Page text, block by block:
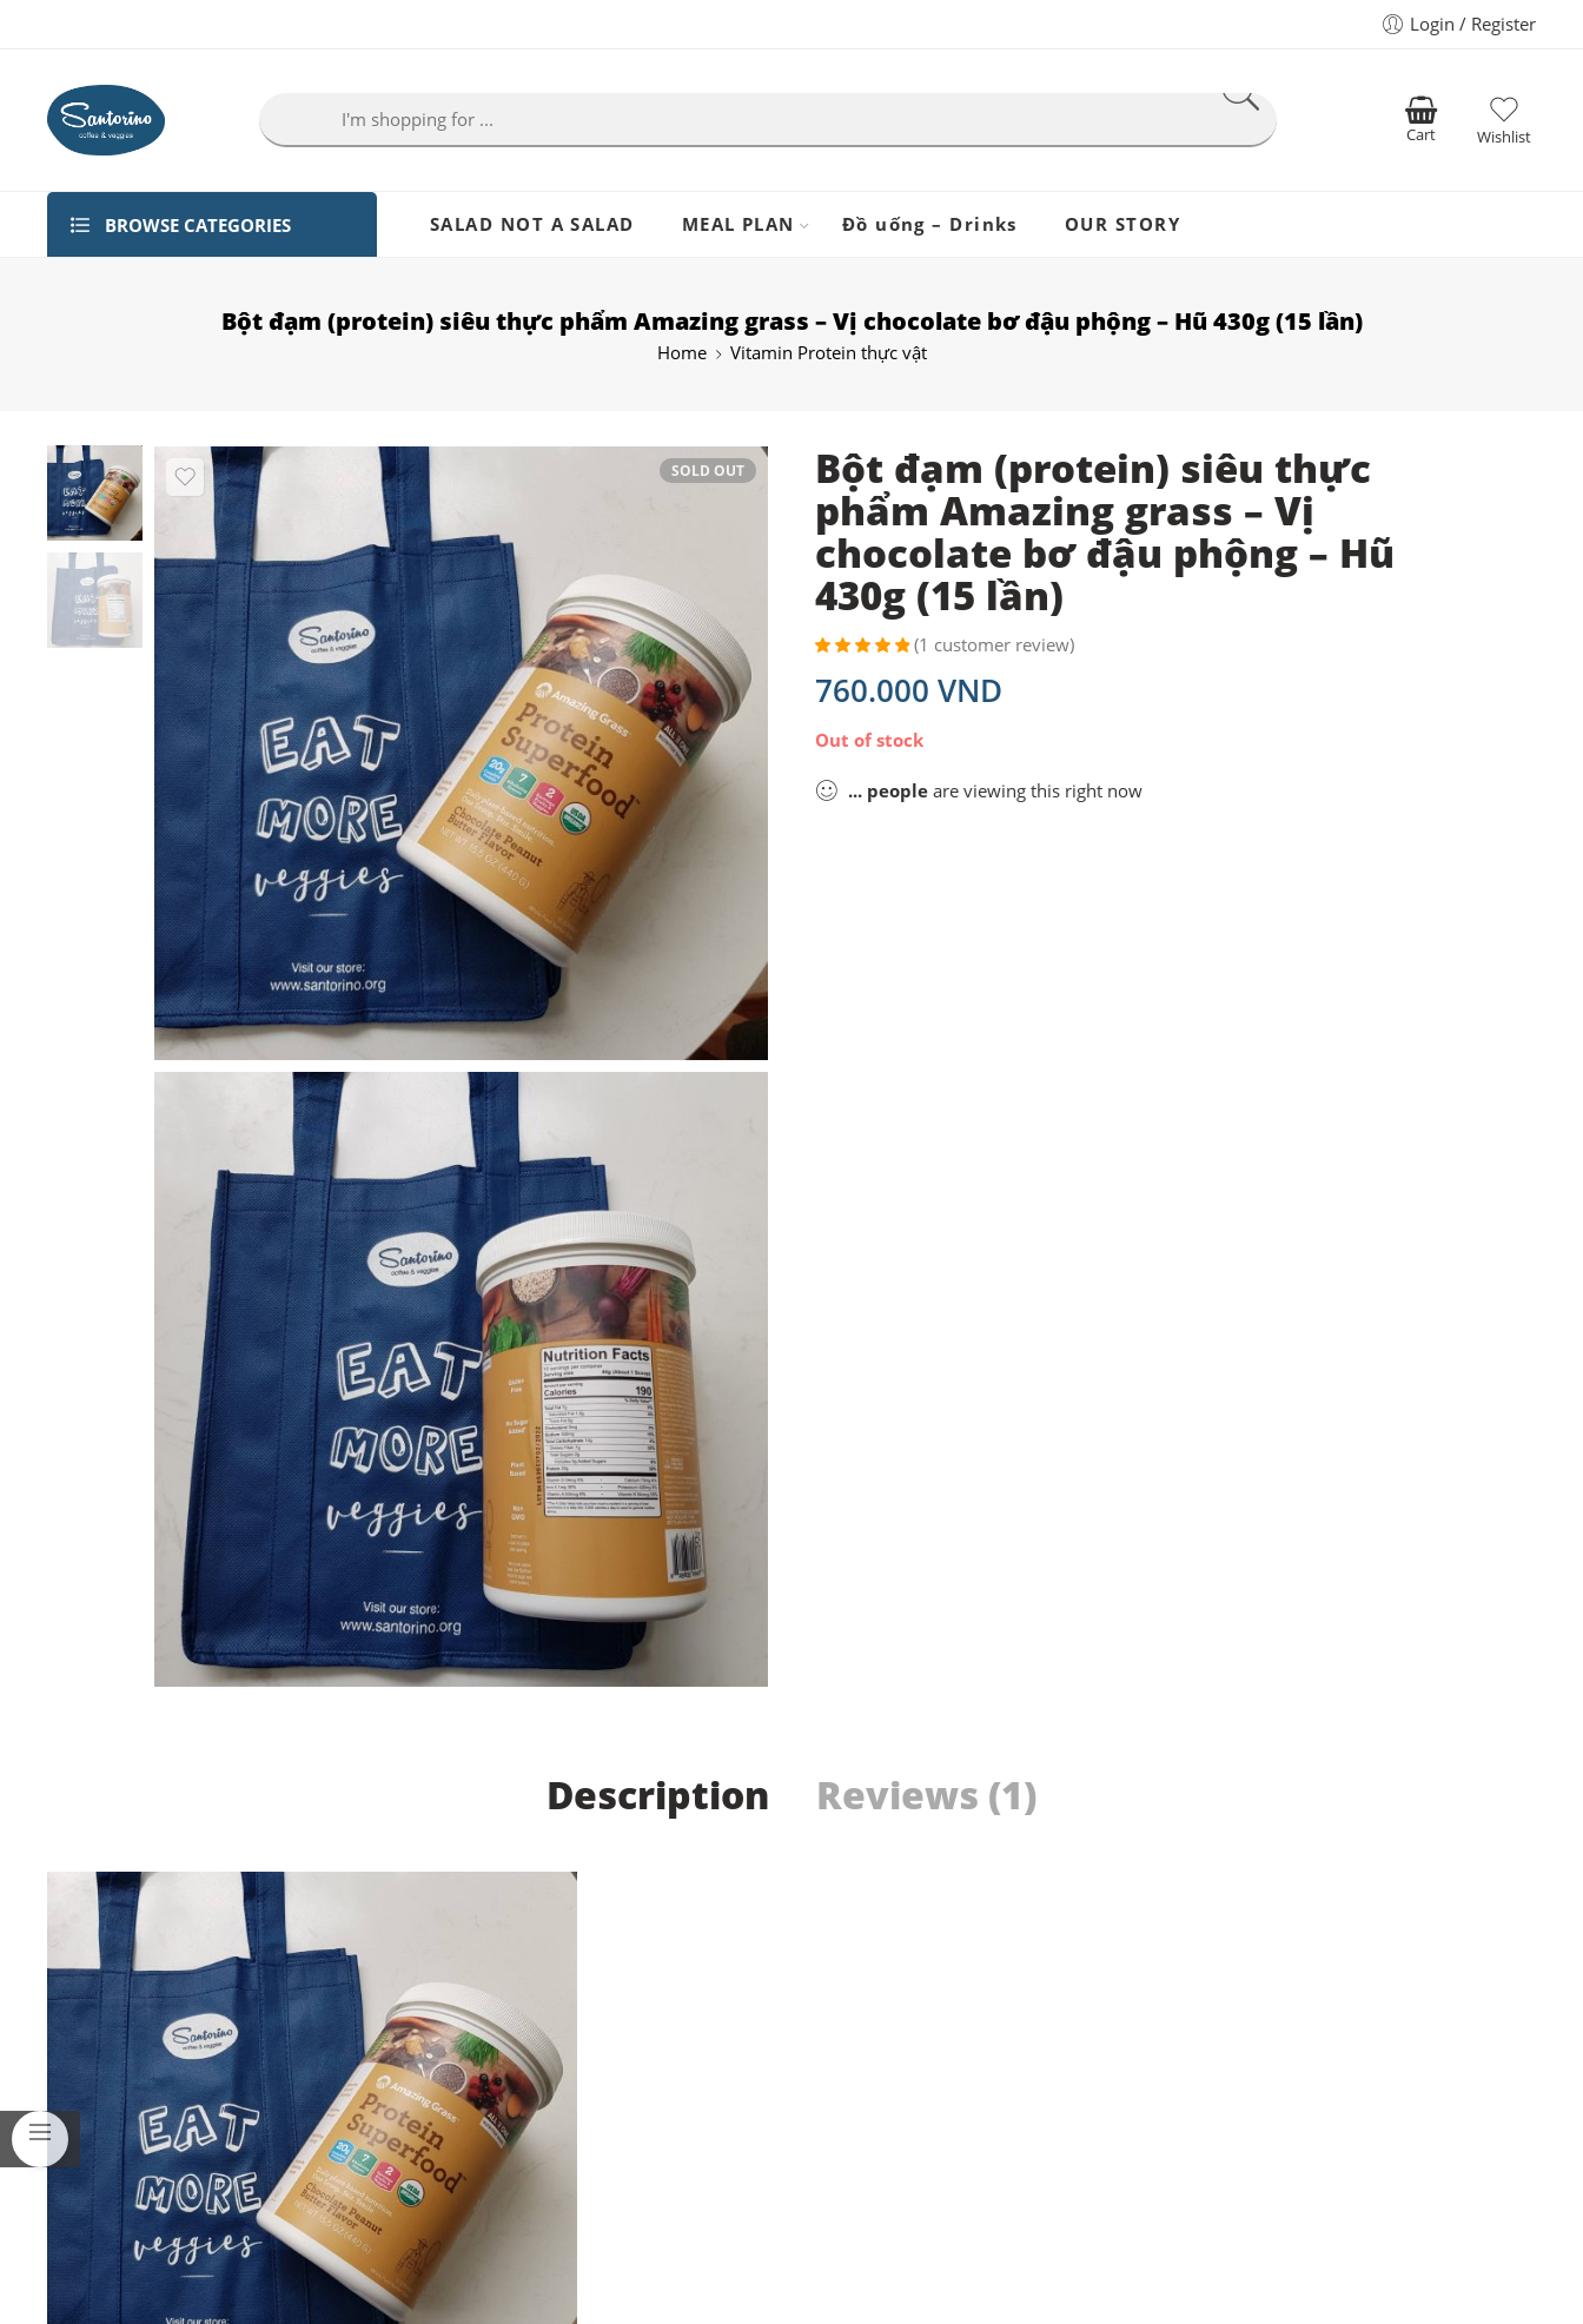
Login / Register
Cart Wishlist
BROWSE CATEGORIES SALAD NOT A SALAD MEAL PLAN Đồ uống – Drinks OUR STORY
Bột đạm (protein) siêu thực phẩm Amazing grass – Vị chocolate bơ đậu phộng – Hũ 430g (15 lần)
Home Vitamin Protein thực vật
SOLD OUT Bột đạm (protein) siêu thực
phẩm Amazing grass – Vị
chocolate bơ đậu phộng – Hũ
430g (15 lần)
out of 5
rating
(1 customer review)
760.000 VND
Out of stock
... people are viewing this right now
Description Reviews (1)